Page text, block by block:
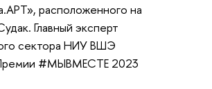
расположенного на
Главный эксперт
сектора НИУ ВШЭ
Премии #МЫВМЕСТЕ 2023